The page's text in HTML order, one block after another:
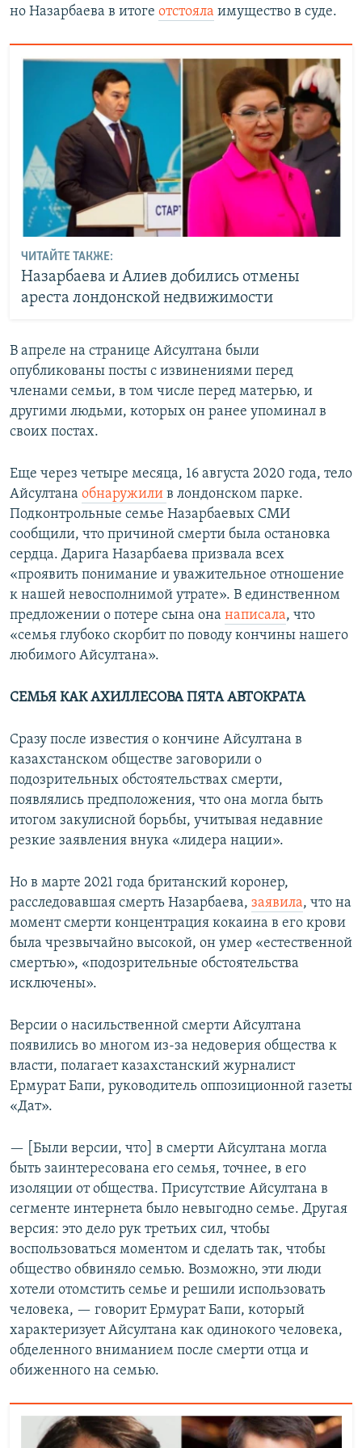
но Назарбаева в итоге отстояла имущество в суде.
ЧИТАЙТЕ ТАКЖЕ:
Назарбаева и Алиев добились отмены
ареста лондонской недвижимости
В апреле на странице Айсултана были
опубликованы посты с извинениями перед
членами семьи, в том числе перед матерью, и
другими людьми, которых он ранее упоминал в
своих постах.
Еще через четыре месяца, 16 августа 2020 года, тело
Айсултана обнаружили в лондонском парке.
Подконтрольные семье Назарбаевых СМИ
сообщили, что причиной смерти была остановка
сердца. Дарига Назарбаева призвала всех
«проявить понимание и уважительное отношение
к нашей невосполнимой утрате». В единственном
предложении о потере сына она написала, что
«семья глубоко скорбит по поводу кончины нашего
любимого Айсултана».
СЕМЬЯ КАК АХИЛЛЕСОВА ПЯТА АВТОКРАТА
Сразу после известия о кончине Айсултана в
казахстанском обществе заговорили о
подозрительных обстоятельствах смерти,
появлялись предположения, что она могла быть
итогом закулисной борьбы, учитывая недавние
резкие заявления внука «лидера нации».
Но в марте 2021 года британский коронер,
расследовавшая смерть Назарбаева, заявила, что на
момент смерти концентрация кокаина в его крови
была чрезвычайно высокой, он умер «естественной
смертью», «подозрительные обстоятельства
исключены».
Версии о насильственной смерти Айсултана
появились во многом из-за недоверия общества к
власти, полагает казахстанский журналист
Ермурат Бапи, руководитель оппозиционной газеты
«Дат».
— [Были версии, что] в смерти Айсултана могла
быть заинтересована его семья, точнее, в его
изоляции от общества. Присутствие Айсултана в
сегменте интернета было невыгодно семье. Другая
версия: это дело рук третьих сил, чтобы
воспользоваться моментом и сделать так, чтобы
общество обвиняло семью. Возможно, эти люди
хотели отомстить семье и решили использовать
человека, — говорит Ермурат Бапи, который
характеризует Айсултана как одинокого человека,
обделенного вниманием после смерти отца и
обиженного на семью.